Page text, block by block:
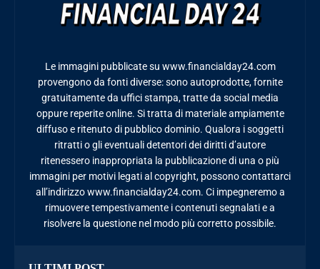
Le immagini pubblicate su www.financialday24.com
provengono da fonti diverse: sono autoprodotte, fornite
gratuitamente da uffici stampa, tratte da social media
oppure reperite online. Si tratta di materiale ampiamente
diffuso e ritenuto di pubblico dominio. Qualora i soggetti
ritratti o gli eventuali detentori dei diritti d’autore
ritenessero inappropriata la pubblicazione di una o più
immagini per motivi legati al copyright, possono contattarci
all’indirizzo www.financialday24.com. Ci impegneremo a
rimuovere tempestivamente i contenuti segnalati e a
risolvere la questione nel modo più corretto possibile.